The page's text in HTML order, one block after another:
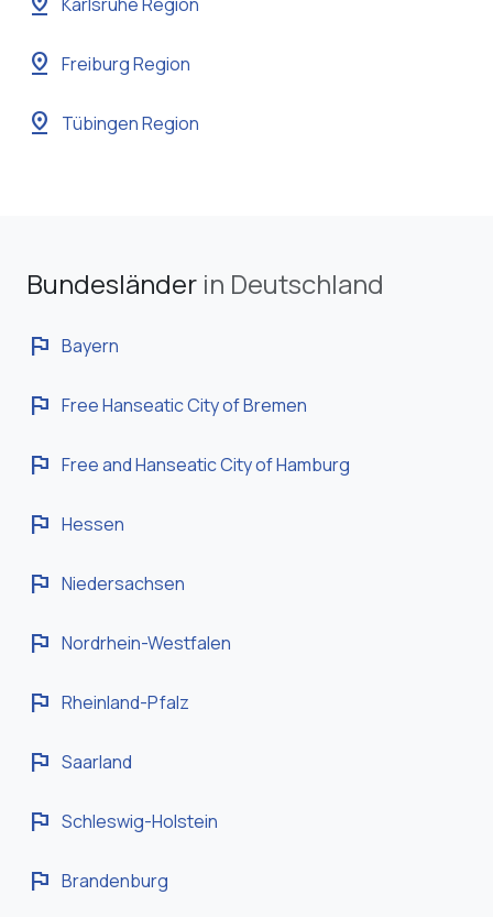
pin_drop Freiburg Region
pin_drop Tübingen Region
Bundesländer in Deutschland
flag Bayern
flag Free Hanseatic City of Bremen
flag Free and Hanseatic City of Hamburg
flag Hessen
flag Niedersachsen
flag Nordrhein-Westfalen
flag Rheinland-Pfalz
flag Saarland
flag Schleswig-Holstein
flag Brandenburg